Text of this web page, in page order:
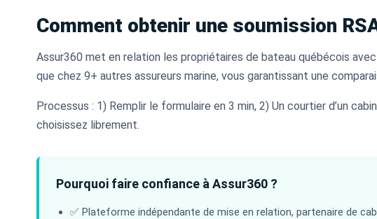
Comment obtenir une soumission
Assur360 met en relation les propriétaires de bateau québécois
que chez 9+ autres assureurs marine, vous garantissant une
Processus : 1) Remplir le formulaire en 3 min, 2) Un courtier d’un
choisissez librement.
Pourquoi faire confiance à Assur360 ?
✅ Plateforme indépendante de mise en relation, partenaire de